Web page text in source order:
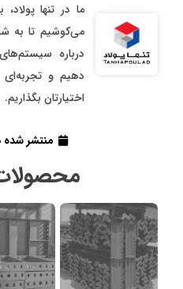
ما در تنها
می‌کوشیم تا به
درباره
دهیم و
اختیارتان بگذاریم.
منتشر شده